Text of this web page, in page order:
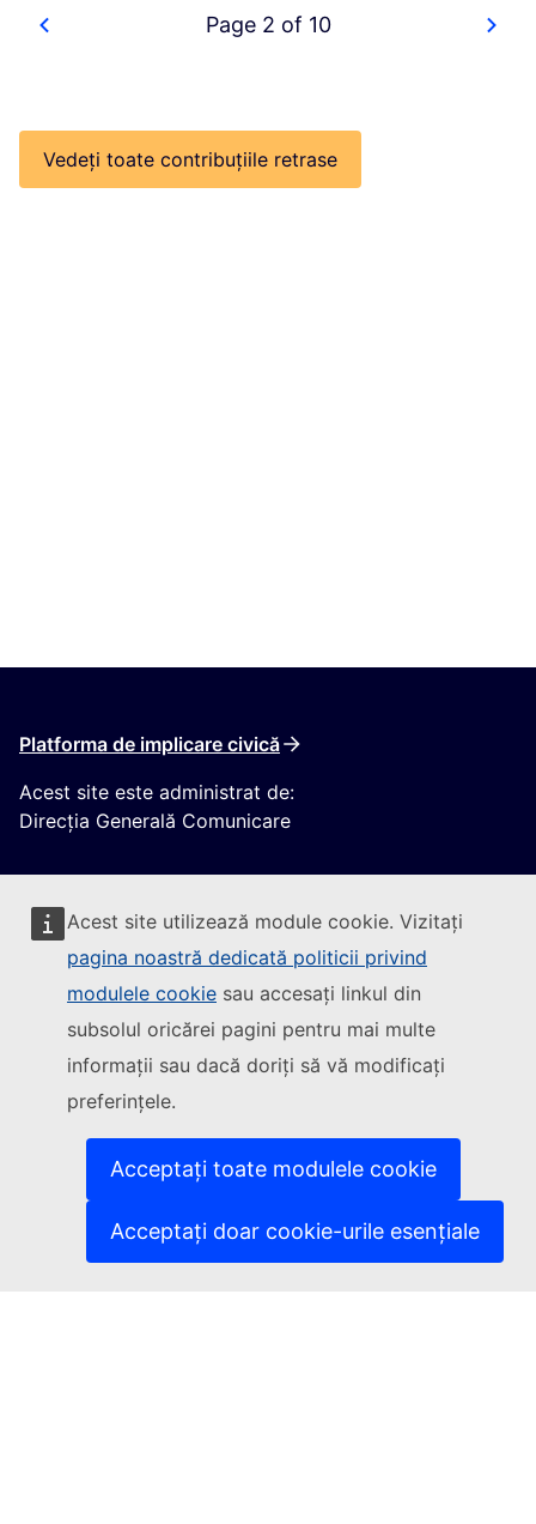
Acest site utilizează module cookie. Vizitați
pagina noastră dedicată politicii privind
modulele cookie sau accesați linkul din
subsolul oricărei pagini pentru mai multe
informații sau dacă doriți să vă modificați
preferințele.
Acceptați toate modulele cookie
Acceptați doar cookie-urile esențiale
Page 2 of 10
Vedeți toate contribuțiile retrase
Platforma de implicare civică
Acest site este administrat de:
Direcția Generală Comunicare
Urmăriți Comisia Europeană
Contactați-ne(Link extern)
Semnalați o vulnerabilitate informatică
Versiunile lingvistice ale site-urilor noastre(Link extern)
Cookie-uri(Link extern)
Politica de confidențialitate
Aviz juridic(Link extern)